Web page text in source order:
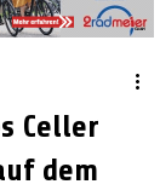
Celler
dem